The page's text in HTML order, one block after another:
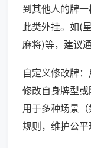
到其他人的牌
此类外挂。如(
麻将)等，建议
自定义修改牌
修改自身牌型
用于多种场景
规则，维护公平